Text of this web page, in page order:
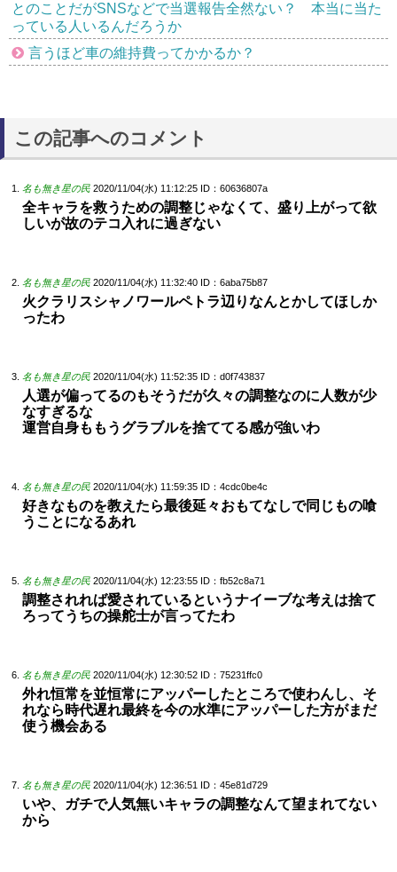
とのことだがSNSなどで当選報告全然ない？ 本当に当た
っている人いるんだろうか
言うほど車の維持費ってかかるか？
この記事へのコメント
名も無き星の民 2020/11/04(水) 11:12:25 ID：60636807a
全キャラを救うための調整じゃなくて、盛り上がって欲
しいが故のテコ入れに過ぎない
名も無き星の民 2020/11/04(水) 11:32:40 ID：6aba75b87
火クラリスシャノワールペトラ辺りなんとかしてほしか
ったわ
名も無き星の民 2020/11/04(水) 11:52:35 ID：d0f743837
人選が偏ってるのもそうだが久々の調整なのに人数が少
なすぎるな
運営自身ももうグラブルを捨ててる感が強いわ
名も無き星の民 2020/11/04(水) 11:59:35 ID：4cdc0be4c
好きなものを教えたら最後延々おもてなしで同じもの喰
うことになるあれ
名も無き星の民 2020/11/04(水) 12:23:55 ID：fb52c8a71
調整されれば愛されているというナイーブな考えは捨て
ろってうちの操舵士が言ってたわ
名も無き星の民 2020/11/04(水) 12:30:52 ID：75231ffc0
外れ恒常を並恒常にアッパーしたところで使わんし、そ
れなら時代遅れ最終を今の水準にアッパーした方がまだ
使う機会ある
名も無き星の民 2020/11/04(水) 12:36:51 ID：45e81d729
いや、ガチで人気無いキャラの調整なんて望まれてない
から